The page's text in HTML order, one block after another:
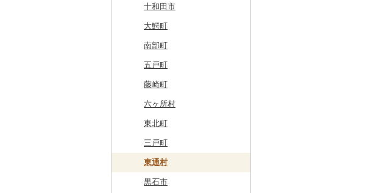
鹿部町
江差町
白老町
せたな町
旭川市
森町
稚内市
標津町
清里町
北斗市
十和田市
大鰐町
南部町
五戸町
藤崎町
六ヶ所村
東北町
三戸町
東通村
黒石市